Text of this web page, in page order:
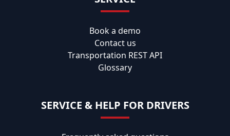
Book a demo
Contact us
Transportation REST API
Glossary
SERVICE & HELP FOR DRIVERS